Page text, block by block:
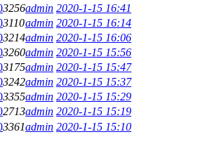
3256admin 2020-1-15 16:41
3110admin 2020-1-15 16:14
3214admin 2020-1-15 16:06
3260admin 2020-1-15 15:56
3175admin 2020-1-15 15:47
3242admin 2020-1-15 15:37
3355admin 2020-1-15 15:29
2713admin 2020-1-15 15:19
3361admin 2020-1-15 15:10